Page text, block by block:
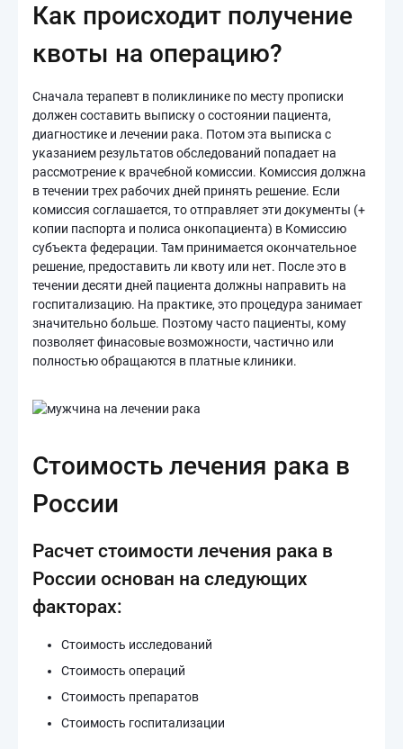
Как происходит получение
квоты на операцию?
Сначала терапевт в поликлинике по месту прописки
должен составить выписку о состоянии пациента,
диагностике и лечении рака. Потом эта выписка с
указанием результатов обследований попадает на
рассмотрение к врачебной комиссии. Комиссия должна
в течении трех рабочих дней принять решение. Если
комиссия соглашается, то отправляет эти документы (+
копии паспорта и полиса онкопациента) в Комиссию
субъекта федерации. Там принимается окончательное
решение, предоставить ли квоту или нет. После это в
течении десяти дней пациента должны направить на
госпитализацию. На практике, это процедура занимает
значительно больше. Поэтому часто пациенты, кому
позволяет финасовые возможности, частично или
полностью обращаются в платные клиники.
Стоимость лечения рака в
России
Расчет стоимости лечения рака в
России основан на следующих
факторах:
Стоимость исследований
Стоимость операций
Стоимость препаратов
Стоимость госпитализации